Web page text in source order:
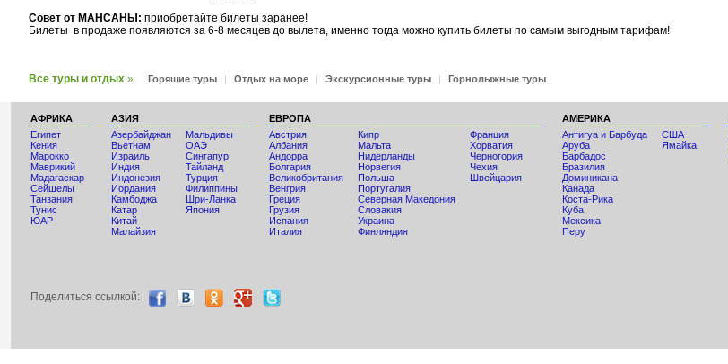
Совет от МАНСАНЫ: приобретайте билеты заранее!
Билеты в продаже появляются за 6-8 месяцев до вылета, именно тогда можно купить билеты по самым выгодным тарифам!
Все туры и отдых » Горящие туры | Отдых на море | Экскурсионные туры | Горнолыжные туры
АФРИКА
Египет
Кения
Мaрокко
Маврикий
Мадагаскар
Сейшелы
Танзания
Тунис
ЮАР
АЗИЯ
Азербайджан
Вьетнам
Израиль
Индия
Индонезия
Иордания
Камбоджа
Катар
Китай
Малайзия
Мальдивы
ОАЭ
Сингапур
Тайланд
Турция
Филиппины
Шри-Ланка
Япония
ЕВРОПА
Австрия
Албания
Андорра
Болгария
Великобритания
Венгрия
Греция
Грузия
Испания
Италия
Кипр
Мальта
Нидерланды
Норвегия
Польша
Португалия
Северная Македония
Словакия
Украина
Финляндия
Франция
Хорватия
Черногория
Чехия
Швейцария
АМЕРИКА
Антигуа и Барбуда
Аруба
Барбадос
Бразилия
Доминикана
Канада
Коста-Рика
Куба
Мексика
Перу
США
Ямайка
Поделиться ccылкой: